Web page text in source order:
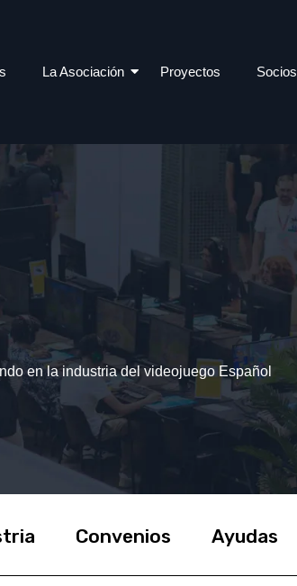
La Asociación Proyectos Socios
en la industria del videojuego Español
Convenios Ayudas